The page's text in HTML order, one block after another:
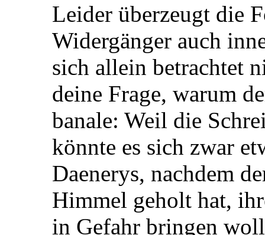
Leider überzeugt die
Widergänger auch
sich allein betrachtet
deine Frage, warum
banale: Weil die
könnte es sich zwar
Daenerys, nachdem
Himmel geholt hat,
in Gefahr bringen